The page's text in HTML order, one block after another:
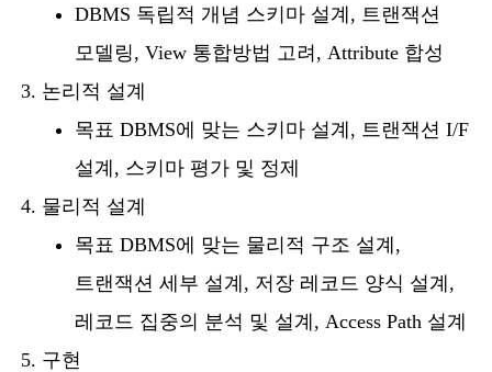
DBMS 독립적 개념 스키마 설계, 트랜잭션
모델링, View 통합방법 고려, Attribute 합성
논리적 설계
목표 DBMS에 맞는 스키마 설계, 트랜잭션 I/F
설계, 스키마 평가 및 정제
물리적 설계
목표 DBMS에 맞는 물리적 구조 설계,
트랜잭션 세부 설계, 저장 레코드 양식 설계,
레코드 집중의 분석 및 설계, Access Path 설계
구현